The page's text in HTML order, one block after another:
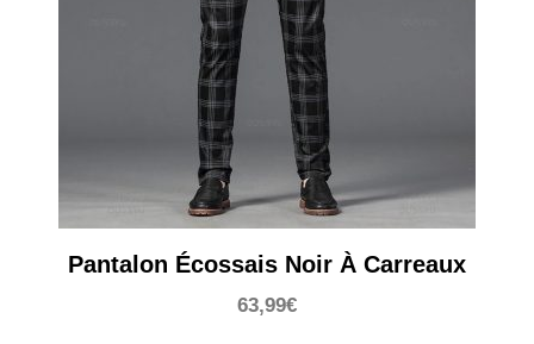
Pantalon Écossais Noir À Carreaux
63,99€